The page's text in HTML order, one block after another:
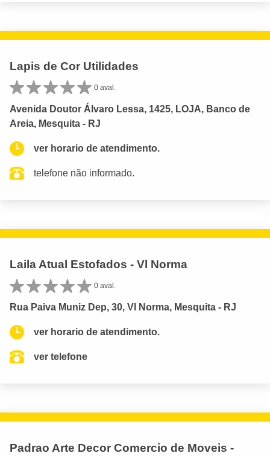
Lapis de Cor Utilidades
0 aval.
Avenida Doutor Álvaro Lessa, 1425, LOJA, Banco de
Areia, Mesquita - RJ
ver horario de atendimento.
telefone não informado.
Laila Atual Estofados - Vl Norma
0 aval.
Rua Paiva Muniz Dep, 30, Vl Norma, Mesquita - RJ
ver horario de atendimento.
ver telefone
Padrao Arte Decor Comercio de Moveis -